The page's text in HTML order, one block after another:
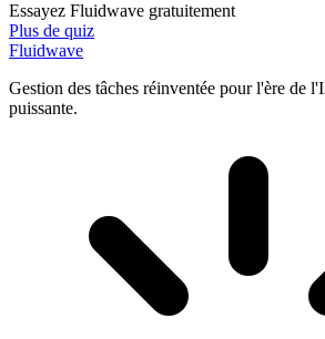
Essayez Fluidwave gratuitement
Plus de quiz
Fluidwave
Gestion des tâches réinventée pour l'ère de
puissante.